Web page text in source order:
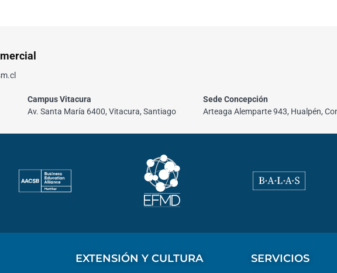
Campus Vitacura
Av. Santa María 6400, Vitacura, Santiago
Sede Concepción
Arteaga Alemparte 943, Hualpén,
EXTENSIÓN Y CULTURA SERVICIOS